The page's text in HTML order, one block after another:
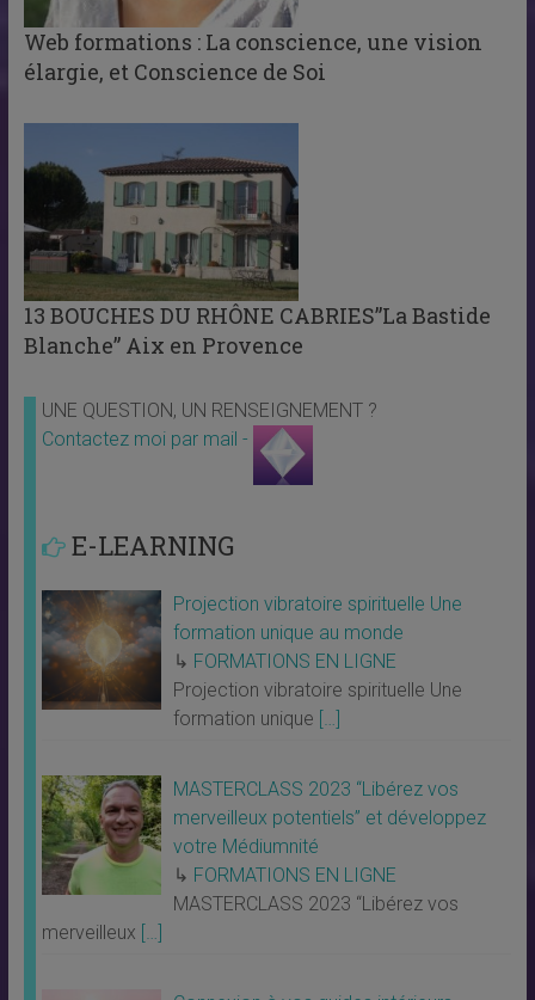
Web formations : La conscience, une vision
élargie, et Conscience de Soi
13 BOUCHES DU RHÔNE CABRIES”La Bastide
Blanche” Aix en Provence
UNE QUESTION, UN RENSEIGNEMENT ?
Contactez moi par mail -
E-LEARNING
Projection vibratoire spirituelle Une
formation unique au monde
↳ FORMATIONS EN LIGNE
Projection vibratoire spirituelle Une
formation unique […]
MASTERCLASS 2023 “Libérez vos
merveilleux potentiels” et développez
votre Médiumnité
↳ FORMATIONS EN LIGNE
MASTERCLASS 2023 “Libérez vos
merveilleux […]